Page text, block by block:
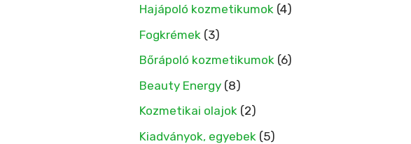
Hajápoló kozmetikumok (4)
Fogkrémek (3)
Bőrápoló kozmetikumok (6)
Beauty Energy (8)
Kozmetikai olajok (2)
Kiadványok, egyebek (5)